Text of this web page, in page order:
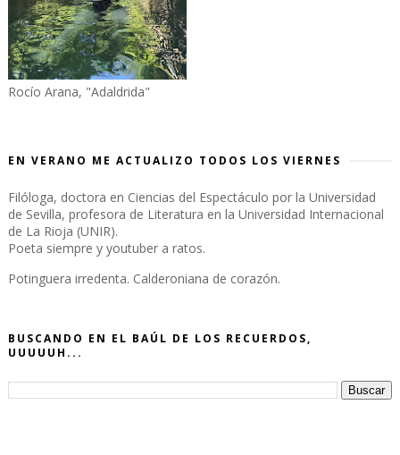
Rocío Arana, "Adaldrida"
EN VERANO ME ACTUALIZO TODOS LOS VIERNES
Filóloga, doctora en Ciencias del Espectáculo por la Universidad
de Sevilla, profesora de Literatura en la Universidad Internacional
de La Rioja (UNIR).
Poeta siempre y youtuber a ratos.
Potinguera irredenta. Calderoniana de corazón.
BUSCANDO EN EL BAÚL DE LOS RECUERDOS,
UUUUUH...